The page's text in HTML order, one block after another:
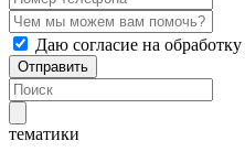
Даю согласие на обработку
Отправить
тематики